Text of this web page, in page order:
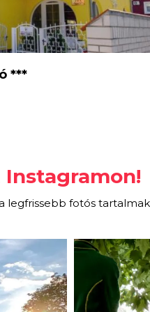
***
legfrissebb fotós